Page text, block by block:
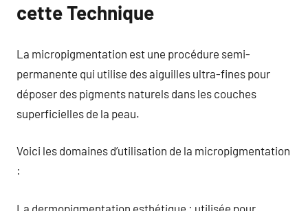
cette Technique
La micropigmentation est une procédure semi-
permanente qui utilise des aiguilles ultra-fines pour
déposer des pigments naturels dans les couches
superficielles de la peau.
Voici les domaines d’utilisation de la micropigmentation
:
La dermopigmentation esthétique : utilisée pour